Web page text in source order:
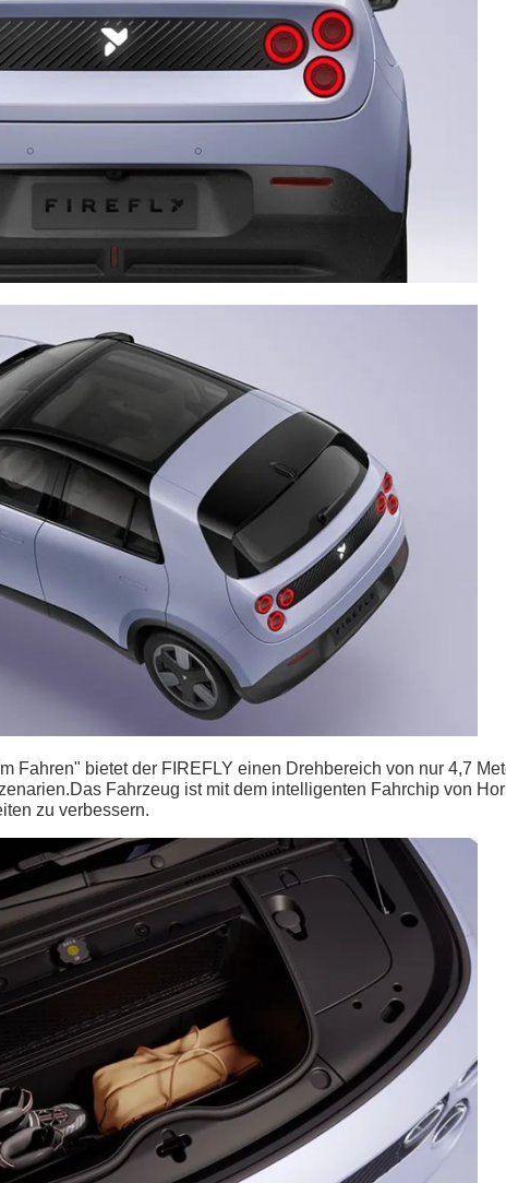
Fahren" bietet der FIREFLY einen Drehbereich von nur 4,7
Fahrzeug ist mit dem intelligenten Fahrchip von
zu verbessern.